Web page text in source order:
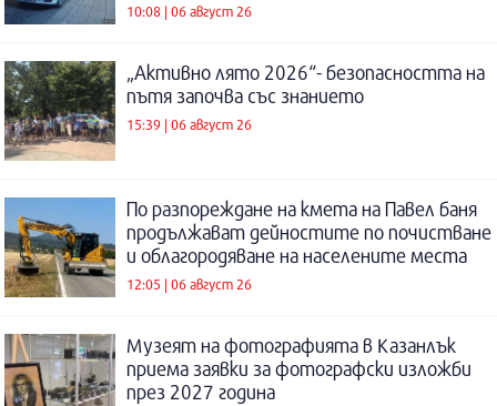
10:08 | 06 август 26
„Активно лято 2026“- безопасността на
пътя започва със знанието
15:39 | 06 август 26
По разпореждане на кмета на Павел баня
продължават дейностите по почистване
и облагородяване на населените места
12:05 | 06 август 26
Музеят на фотографията в Казанлък
приема заявки за фотографски изложби
през 2027 година